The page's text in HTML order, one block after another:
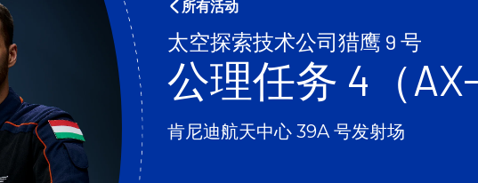
所有活动
太空探索技术公司猎鹰 9 号
公理任务 4（AX-
肯尼迪航天中心 39A 号发射场